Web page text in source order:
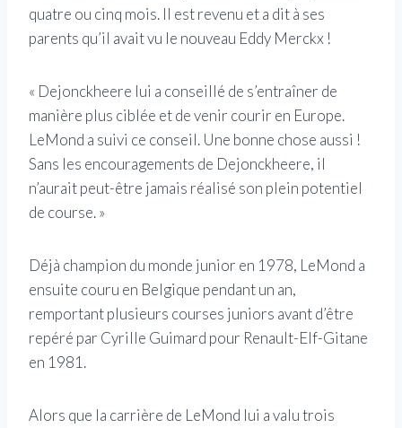
quatre ou cinq mois. Il est revenu et a dit à ses
parents qu’il avait vu le nouveau Eddy Merckx !
« Dejonckheere lui a conseillé de s’entraîner de
manière plus ciblée et de venir courir en Europe.
LeMond a suivi ce conseil. Une bonne chose aussi !
Sans les encouragements de Dejonckheere, il
n’aurait peut-être jamais réalisé son plein potentiel
de course. »
Déjà champion du monde junior en 1978, LeMond a
ensuite couru en Belgique pendant un an,
remportant plusieurs courses juniors avant d’être
repéré par Cyrille Guimard pour Renault-Elf-Gitane
en 1981.
Alors que la carrière de LeMond lui a valu trois